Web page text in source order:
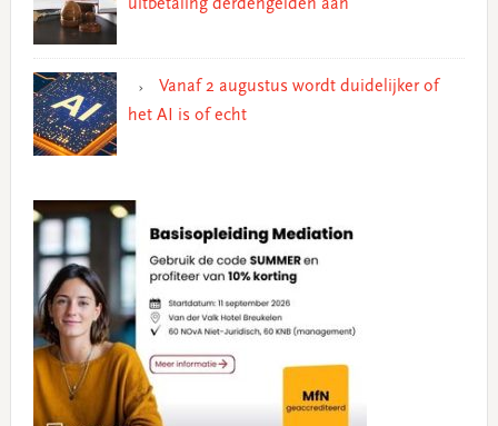
uitbetaling derdengelden aan
Vanaf 2 augustus wordt duidelijker of
het AI is of echt